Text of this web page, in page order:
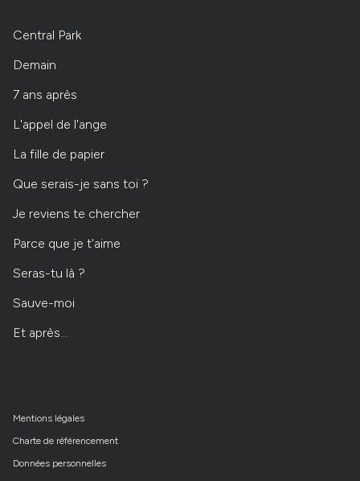
Central Park
Demain
7 ans après
L'appel de l'ange
La fille de papier
Que serais-je sans toi ?
Je reviens te chercher
Parce que je t'aime
Seras-tu là ?
Sauve-moi
Et après...
Mentions légales
Charte de référencement
Données personnelles